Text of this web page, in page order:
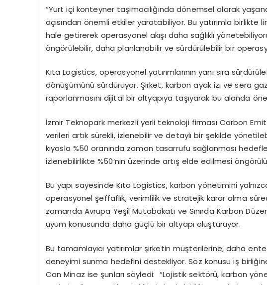
“Yurt içi konteyner taşımacılığında dönemsel olarak
açısından önemli etkiler yaratabiliyor. Bu yatırımla
hale getirerek operasyonel akışı daha sağlıklı
öngörülebilir, daha planlanabilir ve sürdürülebilir bir
Kıta Logistics, operasyonel yatırımlarının yanı sıra
dönüşümünü sürdürüyor. Şirket, karbon ayak izi ve sera
raporlanmasını dijital bir altyapıya taşıyarak bu alanda
İzmir Teknopark merkezli yerli teknoloji firması Carbon
verileri artık sürekli, izlenebilir ve detaylı bir şekilde
kıyasla %50 oranında zaman tasarrufu sağlanması
izlenebilirlikte %50’nin üzerinde artış elde edilmesi
Bu yapı sayesinde Kıta Logistics, karbon yönetimini
operasyonel şeffaflık, verimlilik ve stratejik karar alma
zamanda Avrupa Yeşil Mutabakatı ve Sınırda Karbon
uyum konusunda daha güçlü bir altyapı oluşturuyor.
Bu tamamlayıcı yatırımlar şirketin müşterilerine; daha
deneyimi sunma hedefini destekliyor. Söz konusu iş
Can Minaz ise şunları söyledi: “Lojistik sektörü, karbon